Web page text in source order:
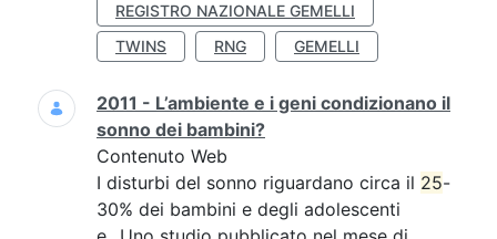
REGISTRO NAZIONALE GEMELLI
TWINS
RNG GEMELLI
2011 - L’ambiente e i geni condizionano il
sonno dei bambini?
Contenuto Web
I disturbi del sonno riguardano circa il 25-
30% dei bambini e degli adolescenti